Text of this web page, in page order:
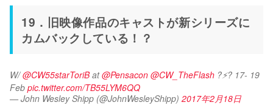
19．旧映像作品のキャストが新シリーズに
カムバックしている！？
W/ @CW55starToriB at @Pensacon @CW_TheFlash ?⚡? 17- 19
Feb pic.twitter.com/TB55LYM6QQ
— John Wesley Shipp (@JohnWesleyShipp) 2017年2月18日